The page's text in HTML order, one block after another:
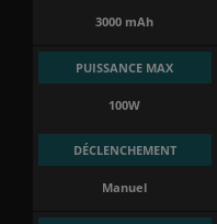
3000 mAh
PUISSANCE MAX
100W
DÉCLENCHEMENT
Manuel